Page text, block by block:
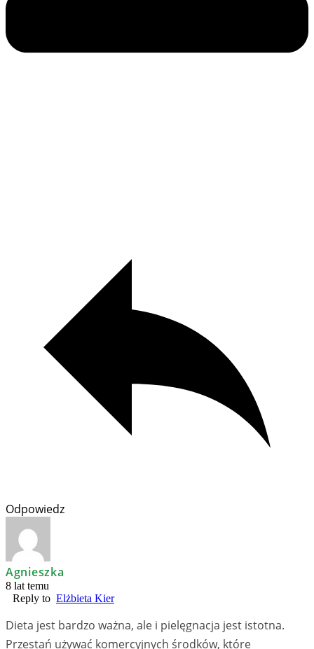
Odpowiedz
Agnieszka
8 lat temu
Reply to Elżbieta Kier
Dieta jest bardzo ważna, ale i pielęgnacja jest istotna.
Przestań używać komercyjnych środków, które